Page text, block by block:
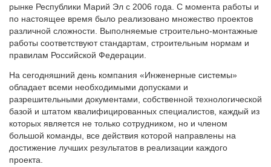
рынке Республики Марий Эл с 2006 года. С момента работы и
по настоящее время было реализовано множество проектов
различной сложности. Выполняемые строительно-монтажные
работы соответствуют стандартам, строительным нормам и
правилам Российской Федерации.
На сегодняшний день компания «Инженерные системы»
обладает всеми необходимыми допусками и
разрешительными документами, собственной технологической
базой и штатом квалифицированных специалистов, каждый из
которых является не только сотрудником, но и членом
большой команды, все действия которой направлены на
достижение лучших результатов в реализации каждого
проекта.